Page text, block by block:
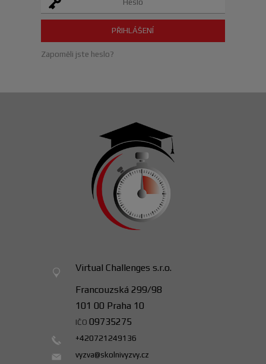
Zapoměli jste heslo?
Virtual Challenges s.r.o.
Francouzská 299/98
101 00 Praha 10
IČO 09735275
+420721249136
vyzva@skolnivyzvy.cz